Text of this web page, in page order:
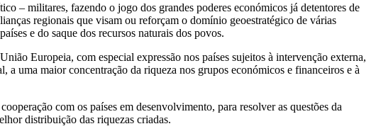
– militares, fazendo o jogo dos grandes poderes económicos já detentores de
regionais que visam ou reforçam o domínio geoestratégico de várias
e do saque dos recursos naturais dos povos.
Europeia, com especial expressão nos países sujeitos à intervenção externa,
a uma maior concentração da riqueza nos grupos económicos e financeiros e à
com os países em desenvolvimento, para resolver as questões da
distribuição das riquezas criadas.